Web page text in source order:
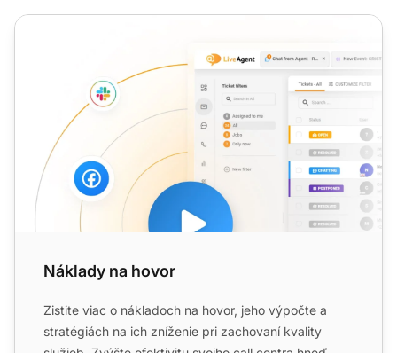
Náklady na hovor
Náklady na hovor
Zistite viac o nákladoch na hovor, jeho výpočte a
stratégiách na ich zníženie pri zachovaní kvality